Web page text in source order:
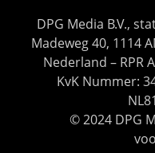
DPG Media B.V.,
Madeweg 40, 1114
Nederland – RPR
KvK Nummer:
© 2024 DPG